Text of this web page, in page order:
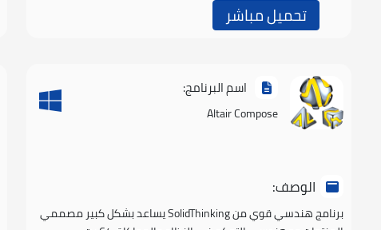
تحميل مباشر
اسم البرنامج:
Altair Compose
الوصف:
برنامج هندسي قوي من SolidThinking يساعد بشكل كبير مصممي